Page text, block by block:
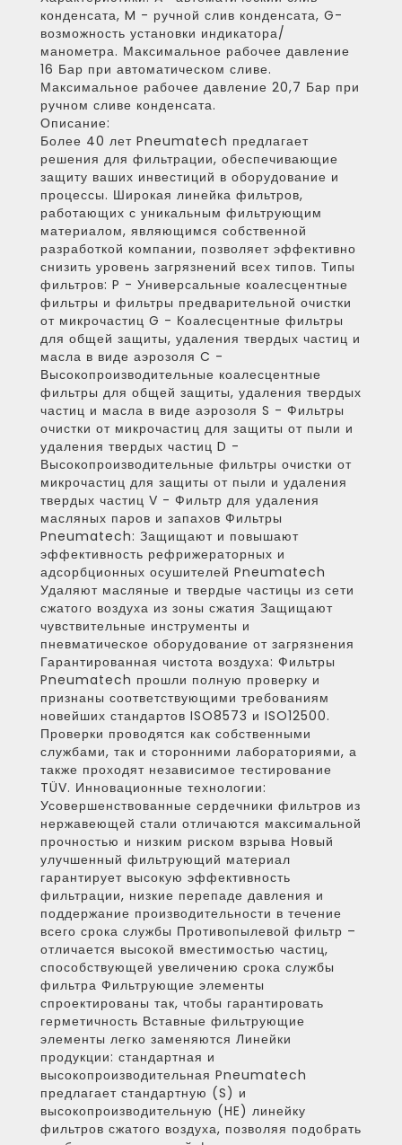
конденсата, M - ручной слив конденсата, G-
возможность установки индикатора/
манометра. Максимальное рабочее давление
16 Бар при автоматическом сливе.
Максимальное рабочее давление 20,7 Бар при
ручном сливе конденсата.
Описание:
Более 40 лет Pneumatech предлагает
решения для фильтрации, обеспечивающие
защиту ваших инвестиций в оборудование и
процессы. Широкая линейка фильтров,
работающих с уникальным фильтрующим
материалом, являющимся собственной
разработкой компании, позволяет эффективно
снизить уровень загрязнений всех типов. Типы
фильтров: P - Универсальные коалесцентные
фильтры и фильтры предварительной очистки
от микрочастиц G - Коалесцентные фильтры
для общей защиты, удаления твердых частиц и
масла в виде аэрозоля C -
Высокопроизводительные коалесцентные
фильтры для общей защиты, удаления твердых
частиц и масла в виде аэрозоля S - Фильтры
очистки от микрочастиц для защиты от пыли и
удаления твердых частиц D -
Высокопроизводительные фильтры очистки от
микрочастиц для защиты от пыли и удаления
твердых частиц V - Фильтр для удаления
масляных паров и запахов Фильтры
Pneumatech: Защищают и повышают
эффективность рефрижераторных и
адсорбционных осушителей Pneumatech
Удаляют масляные и твердые частицы из сети
сжатого воздуха из зоны сжатия Защищают
чувствительные инструменты и
пневматическое оборудование от загрязнения
Гарантированная чистота воздуха: Фильтры
Pneumatech прошли полную проверку и
признаны соответствующими требованиям
новейших стандартов ISO8573 и ISO12500.
Проверки проводятся как собственными
службами, так и сторонними лабораториями, а
также проходят независимое тестирование
TÜV. Инновационные технологии:
Усовершенствованные сердечники фильтров из
нержавеющей стали отличаются максимальной
прочностью и низким риском взрыва Новый
улучшенный фильтрующий материал
гарантирует высокую эффективность
фильтрации, низкие перепаде давления и
поддержание производительности в течение
всего срока службы Противопылевой фильтр –
отличается высокой вместимостью частиц,
способствующей увеличению срока службы
фильтра Фильтрующие элементы
спроектированы так, чтобы гарантировать
герметичность Вставные фильтрующие
элементы легко заменяются Линейки
продукции: стандартная и
высокопроизводительная Pneumatech
предлагает стандартную (S) и
высокопроизводительную (HE) линейку
фильтров сжатого воздуха, позволяя подобрать